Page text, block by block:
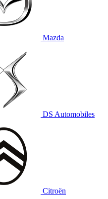
Mazda
DS Automobiles
Citroën